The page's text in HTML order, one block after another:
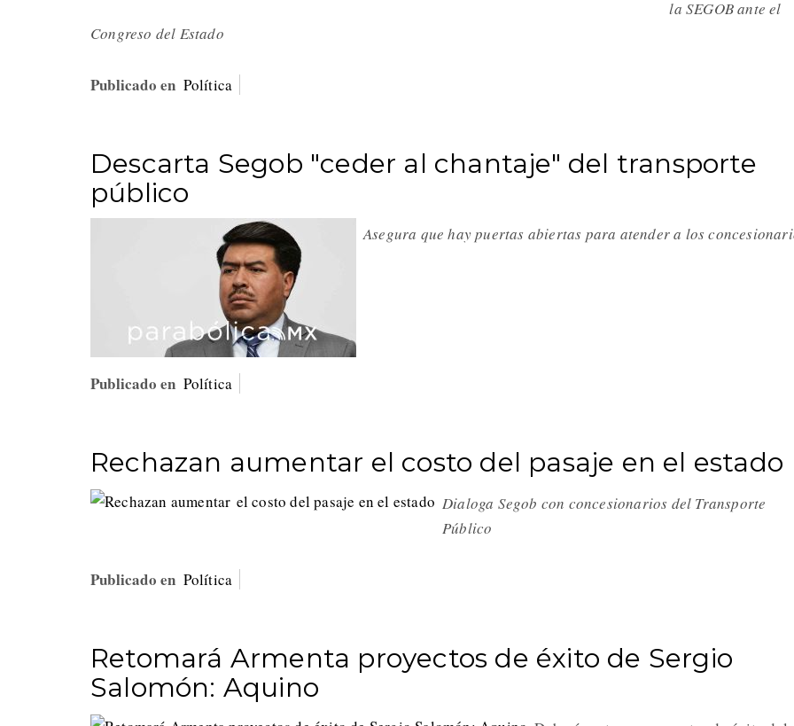
la SEGOB ante el
Congreso del Estado
Publicado en Política
Descarta Segob "ceder al chantaje" del transporte
público
Asegura que hay puertas abiertas para atender a los
Publicado en Política
Rechazan aumentar el costo del pasaje en el estado
Dialoga Segob con concesionarios del Transporte
Público
Publicado en Política
Retomará Armenta proyectos de éxito de Sergio
Salomón: Aquino